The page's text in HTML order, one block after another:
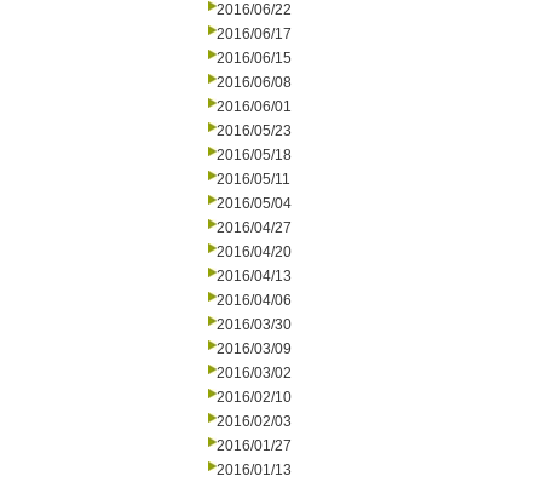
2016/06/22
2016/06/17
2016/06/15
2016/06/08
2016/06/01
2016/05/23
2016/05/18
2016/05/11
2016/05/04
2016/04/27
2016/04/20
2016/04/13
2016/04/06
2016/03/30
2016/03/09
2016/03/02
2016/02/10
2016/02/03
2016/01/27
2016/01/13